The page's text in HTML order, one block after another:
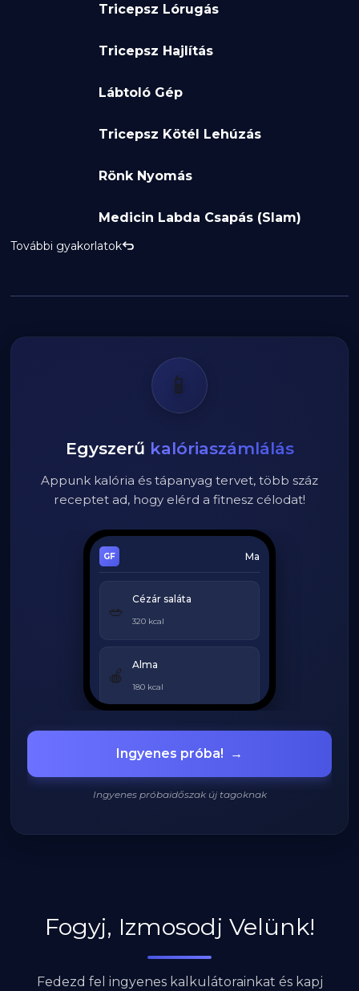
Tricepsz Lórugás
Tricepsz Hajlítás
Lábtoló Gép
Tricepsz Kötél Lehúzás
Rönk Nyomás
Medicin Labda Csapás (Slam)
További gyakorlatok
📱
Egyszerű kalóriaszámlálás
Appunk kalória és tápanyag tervet, több száz
receptet ad, hogy elérd a fitnesz célodat!
Ma
🥗
Cézár saláta
320 kcal
🍎
Alma
180 kcal
Grillezett csirke
420 kcal
Ingyenes próba! →
Ingyenes próbaidőszak új tagoknak
Fogyj, Izmosodj Velünk!
Fedezd fel ingyenes kalkulátorainkat és kapj